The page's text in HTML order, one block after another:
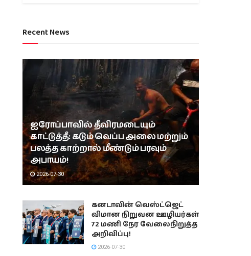
Recent News
ஐரோப்பாவில் தீவிரமடையும்
காட்டுத்தீ: கடும் வெப்ப அலை மற்றும்
பலத்த காற்றால் மீண்டும் பரவும்
அபாயம்!
2026-07-30
கனடாவின் வெஸ்ட்ஜெட்
விமான நிறுவன ஊழியர்கள்
72 மணி நேர வேலைநிறுத்த
அறிவிப்பு!
2026-07-30